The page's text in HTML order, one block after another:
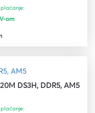
om
DS3H, DDR5, AM5